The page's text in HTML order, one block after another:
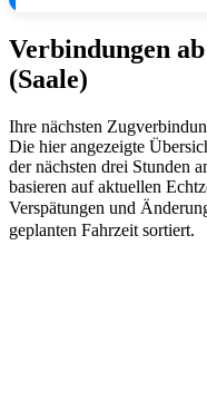
Verbindungen
(Saale)
Ihre nächsten
Die hier angezeigte
der nächsten drei Stunden
basieren auf aktuellen
Verspätungen und
geplanten Fahrzeit sortiert.